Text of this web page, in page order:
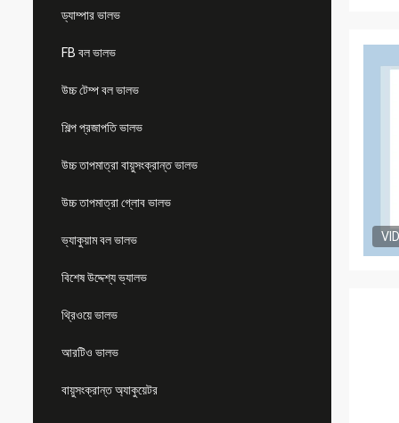
ড্যাম্পার ভালভ
FB বল ভালভ
উচ্চ টেম্প বল ভালভ
শিল্প প্রজাপতি ভালভ
উচ্চ তাপমাত্রা বায়ুসংক্রান্ত ভালভ
উচ্চ তাপমাত্রা গ্লোব ভালভ
ভ্যাকুয়াম বল ভালভ
বিশেষ উদ্দেশ্য ভ্যালভ
থ্রিওয়ে ভালভ
আরটিও ভালভ
বায়ুসংক্রান্ত অ্যাকুয়েটর